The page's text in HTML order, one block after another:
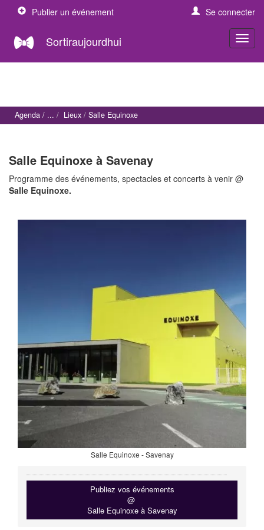
Publier un événement Se connecter
Sortiraujourdhui
Agenda Lieux Salle Equinoxe
Salle Equinoxe à Savenay
Programme des événements, spectacles et concerts à venir @
Salle Equinoxe.
Salle Equinoxe - Savenay
Publiez vos événements
@
Salle Equinoxe à Savenay